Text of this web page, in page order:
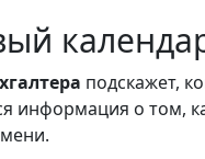
подскажет,
информация о том,